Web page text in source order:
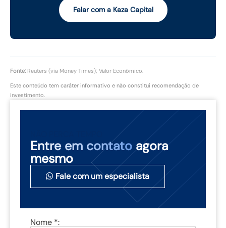
Falar com a Kaza Capital
Fonte: Reuters (via Money Times); Valor Econômico.
Este conteúdo tem caráter informativo e não constitui recomendação de
investimento.
Entre em contato agora
mesmo
Fale com um especialista
Nome *: